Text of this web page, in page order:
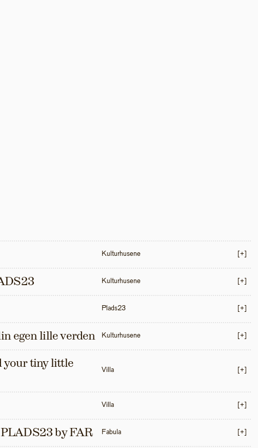
Kulturhusene [+]
Kulturhusene [+]
Plads23 [+]
egen lille verden Kulturhusene [+]
your tiny little
Villa [+]
Villa [+]
by FAR Fabula [+]